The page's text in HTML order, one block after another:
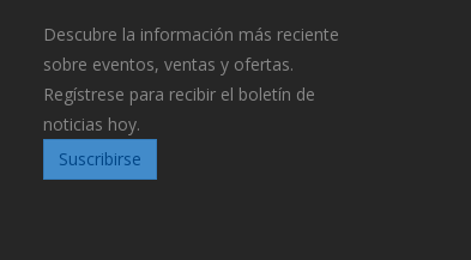
Descubre la información más reciente
sobre eventos, ventas y ofertas.
Regístrese para recibir el boletín de
noticias hoy.
Suscribirse